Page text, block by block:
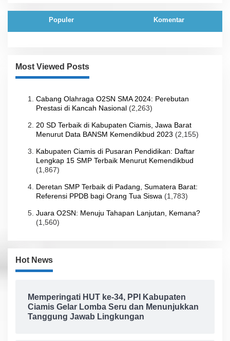
Populer Komentar
Most Viewed Posts
Cabang Olahraga O2SN SMA 2024: Perebutan
Prestasi di Kancah Nasional (2,263)
20 SD Terbaik di Kabupaten Ciamis, Jawa Barat
Menurut Data BANSM Kemendikbud 2023 (2,155)
Kabupaten Ciamis di Pusaran Pendidikan: Daftar
Lengkap 15 SMP Terbaik Menurut Kemendikbud
(1,867)
Deretan SMP Terbaik di Padang, Sumatera Barat:
Referensi PPDB bagi Orang Tua Siswa (1,783)
Juara O2SN: Menuju Tahapan Lanjutan, Kemana?
(1,560)
Hot News
Memperingati HUT ke-34, PPI Kabupaten
Ciamis Gelar Lomba Seru dan Menunjukkan
Tanggung Jawab Lingkungan